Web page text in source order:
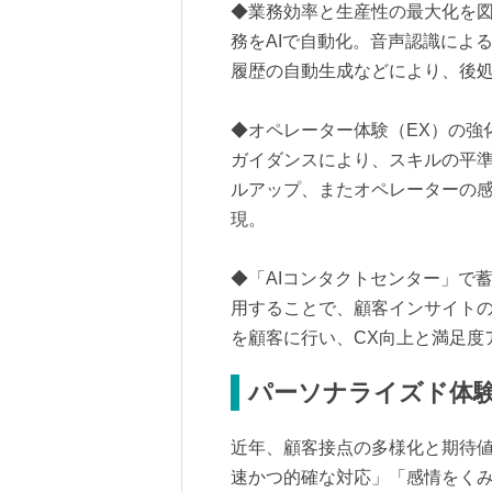
◆業務効率と生産性の最大化を
務をAIで自動化。音声認識によ
履歴の自動生成などにより、後
◆オペレーター体験（EX）の強
ガイダンスにより、スキルの平
ルアップ、またオペレーターの
現。
◆「AIコンタクトセンター」で
用することで、顧客インサイト
を顧客に行い、CX向上と満足度
パーソナライズド体
近年、顧客接点の多様化と期待
速かつ的確な対応」「感情をく